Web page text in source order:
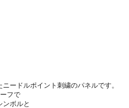
ードルポイント刺繍のパネルです。
フで
ンボルと